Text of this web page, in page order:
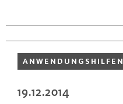
AN­WEN­DUNGS­HIL­FEN
19.12.2014